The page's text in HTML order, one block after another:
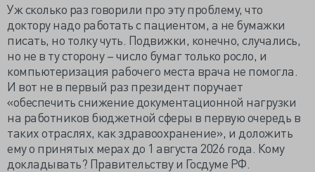
Уж сколько раз говорили про эту проблему, что
доктору надо работать с пациентом, а не бумажки
писать, но толку чуть. Подвижки, конечно, случались,
но не в ту сторону – число бумаг только росло, и
компьютеризация рабочего места врача не помогла.
И вот не в первый раз президент поручает
«обеспечить снижение документационной нагрузки
на работников бюджетной сферы в первую очередь в
таких отраслях, как здравоохранение», и доложить
ему о принятых мерах до 1 августа 2026 года. Кому
докладывать? Правительству и Госдуме РФ.